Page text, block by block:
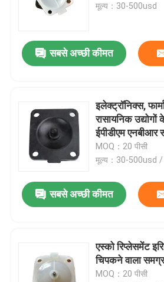
मूल्य：30-500usd
सबसे अच्छी कीमत
इलेक्ट्रॉनिक्स,
रासायनिक उद्योगों
ईपीडीएम एनबीआर
MOQ：20 पीसी
मूल्य：30-500usd
सबसे अच्छी कीमत
एस्को रिप्लेसमेंट
चिपकने वाला
MOQ：20 पीसी